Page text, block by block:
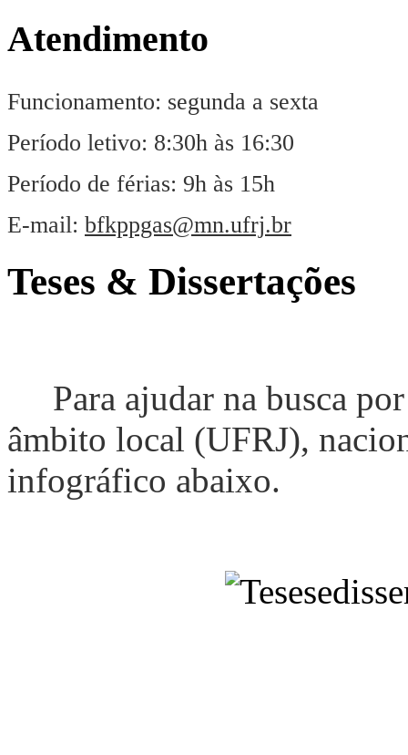
Atendimento
Funcionamento: segunda a sexta
Período letivo: 8:30h às 16:30
Período de férias: 9h às 15h
E-mail: bfkppgas@mn.ufrj.br
Teses & Dissertações
Para ajudar na busca por
âmbito local (UFRJ),
infográfico abaixo.